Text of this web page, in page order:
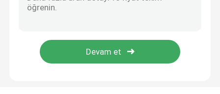
Hava kompresörü güçlendirici
Klasik Venturi tüpü VTC